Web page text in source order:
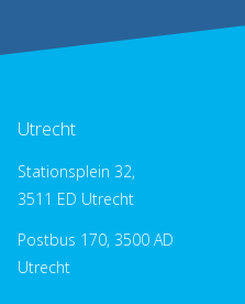
Utrecht
Stationsplein 32,
3511 ED Utrecht
Postbus 170, 3500 AD
Utrecht